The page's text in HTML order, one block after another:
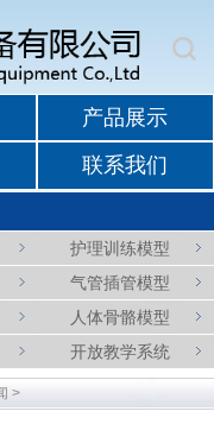
产品展示
联系我们
护理训练模型
气管插管模型
人体骨骼模型
开放教学系统
>